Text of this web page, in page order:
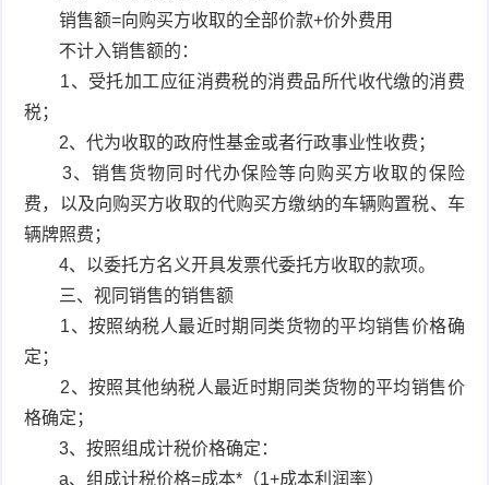
销售额=向购买方收取的全部价款+价外费用
不计入销售额的：
1、受托加工应征消费税的消费品所代收代缴的消费
税；
2、代为收取的政府性基金或者行政事业性收费；
3、销售货物同时代办保险等向购买方收取的保险
费，以及向购买方收取的代购买方缴纳的车辆购置税、车
辆牌照费；
4、以委托方名义开具发票代委托方收取的款项。
三、视同销售的销售额
1、按照纳税人最近时期同类货物的平均销售价格确
定；
2、按照其他纳税人最近时期同类货物的平均销售价
格确定；
3、按照组成计税价格确定：
a、组成计税价格=成本*（1+成本利润率）